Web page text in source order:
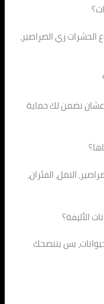
زي الصراصير،
عشان نضمن لك حماية
النمل، الفئران،
الأليفة؟
بس بننصحك